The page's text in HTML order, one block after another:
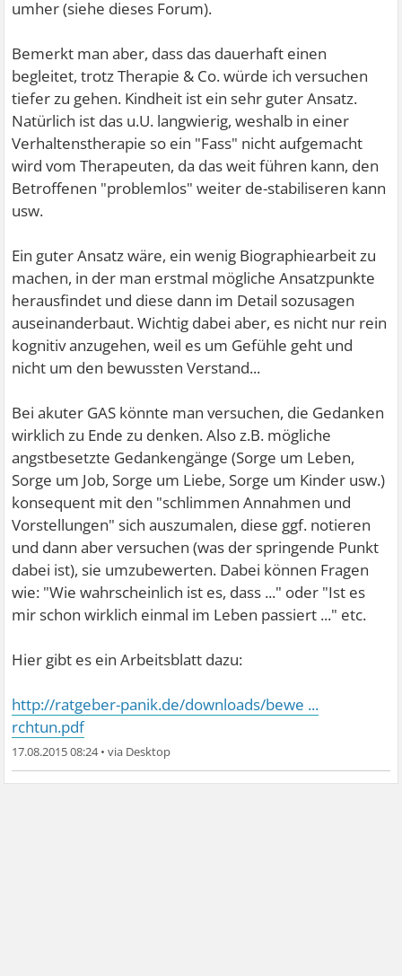
umher (siehe dieses Forum).
Bemerkt man aber, dass das dauerhaft einen
begleitet, trotz Therapie & Co. würde ich versuchen
tiefer zu gehen. Kindheit ist ein sehr guter Ansatz.
Natürlich ist das u.U. langwierig, weshalb in einer
Verhaltenstherapie so ein "Fass" nicht aufgemacht
wird vom Therapeuten, da das weit führen kann, den
Betroffenen "problemlos" weiter de-stabiliseren kann
usw.
Ein guter Ansatz wäre, ein wenig Biographiearbeit zu
machen, in der man erstmal mögliche Ansatzpunkte
herausfindet und diese dann im Detail sozusagen
auseinanderbaut. Wichtig dabei aber, es nicht nur rein
kognitiv anzugehen, weil es um Gefühle geht und
nicht um den bewussten Verstand...
Bei akuter GAS könnte man versuchen, die Gedanken
wirklich zu Ende zu denken. Also z.B. mögliche
angstbesetzte Gedankengänge (Sorge um Leben,
Sorge um Job, Sorge um Liebe, Sorge um Kinder usw.)
konsequent mit den "schlimmen Annahmen und
Vorstellungen" sich auszumalen, diese ggf. notieren
und dann aber versuchen (was der springende Punkt
dabei ist), sie umzubewerten. Dabei können Fragen
wie: "Wie wahrscheinlich ist es, dass ..." oder "Ist es
mir schon wirklich einmal im Leben passiert ..." etc.
Hier gibt es ein Arbeitsblatt dazu:
http://ratgeber-panik.de/downloads/bewe ...
rchtun.pdf
17.08.2015 08:24•